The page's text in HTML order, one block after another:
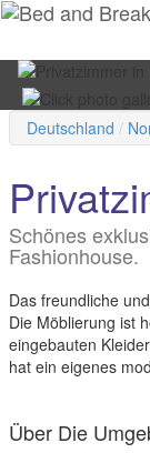
Deutschland
Schönes
Fashionhouse.
Das freundliche
Die Möblierung ist
eingebauten
hat ein eigenes
Über Die